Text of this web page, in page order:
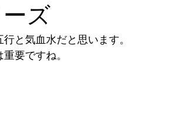
ズ
と気血水だと思います。
要ですね。